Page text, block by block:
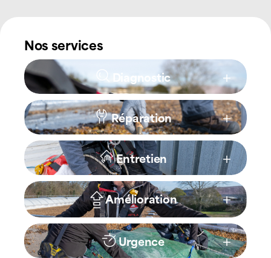
Nos services
Diagnostic
Réparation
Entretien
Amélioration
Urgence